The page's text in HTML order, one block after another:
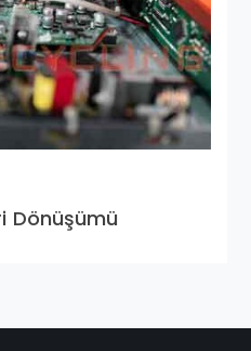
Dönüşümü